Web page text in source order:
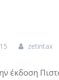
zetintax
έκδοση